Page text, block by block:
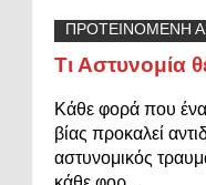
ΠΡΟΤΕΙΝΟΜΕΝΗ
Τι Αστυνομία
Κάθε φορά που ένα
βίας προκαλεί
αστυνομικός